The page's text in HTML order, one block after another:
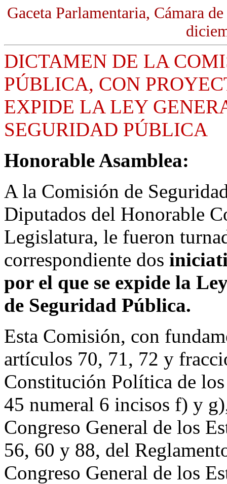
Gaceta Parlamentaria, Cámara
DICTAMEN DE LA
PÚBLICA, CON
EXPIDE LA LEY
SEGURIDAD PÚBLICA
Honorable Asamblea:
A la Comisión de
Diputados del Honorable
Legislatura, le fueron
correspondiente dos
por el que se expide la
de Seguridad Pública.
Esta Comisión, con
artículos 70, 71, 72 y
Constitución Política de
45 numeral 6 incisos f) y
Congreso General de los
56, 60 y 88, del
Congreso General de los